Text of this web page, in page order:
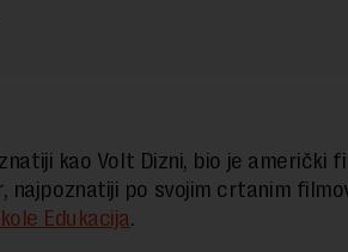
kao Volt Dizni, bio je američki
najpoznatiji po svojim crtanim
Edukacija.